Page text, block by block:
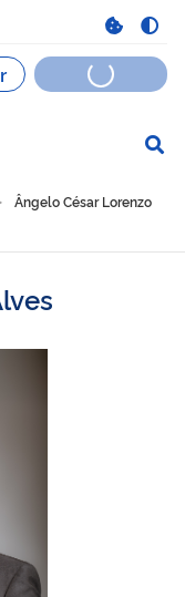
Ângelo César Lorenzo